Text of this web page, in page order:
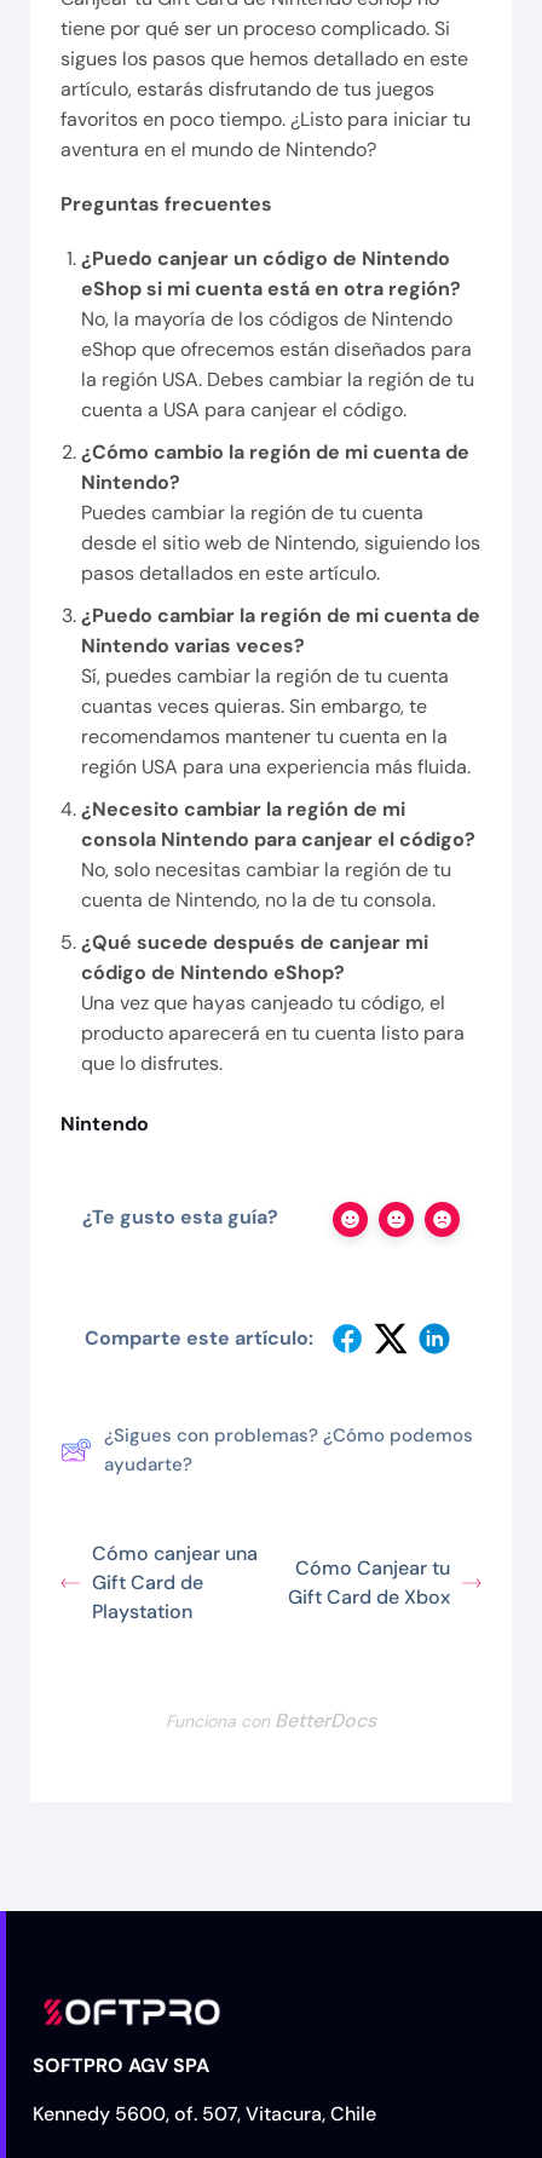
tiene por qué ser un proceso complicado. Si
sigues los pasos que hemos detallado en este
artículo, estarás disfrutando de tus juegos
favoritos en poco tiempo. ¿Listo para iniciar tu
aventura en el mundo de Nintendo?
Preguntas frecuentes
¿Puedo canjear un código de Nintendo
eShop si mi cuenta está en otra región?
No, la mayoría de los códigos de Nintendo
eShop que ofrecemos están diseñados para
la región USA. Debes cambiar la región de tu
cuenta a USA para canjear el código.
¿Cómo cambio la región de mi cuenta de
Nintendo?
Puedes cambiar la región de tu cuenta
desde el sitio web de Nintendo, siguiendo los
pasos detallados en este artículo.
¿Puedo cambiar la región de mi cuenta de
Nintendo varias veces?
Sí, puedes cambiar la región de tu cuenta
cuantas veces quieras. Sin embargo, te
recomendamos mantener tu cuenta en la
región USA para una experiencia más fluida.
¿Necesito cambiar la región de mi
consola Nintendo para canjear el código?
No, solo necesitas cambiar la región de tu
cuenta de Nintendo, no la de tu consola.
¿Qué sucede después de canjear mi
código de Nintendo eShop?
Una vez que hayas canjeado tu código, el
producto aparecerá en tu cuenta listo para
que lo disfrutes.
Nintendo
¿Te gusto esta guía?
Comparte este artículo:
¿Sigues con problemas? ¿Cómo podemos
ayudarte?
Cómo canjear una
Gift Card de
Playstation
Cómo Canjear tu
Gift Card de Xbox
Funciona con BetterDocs
SOFTPRO AGV SPA
Kennedy 5600, of. 507, Vitacura, Chile